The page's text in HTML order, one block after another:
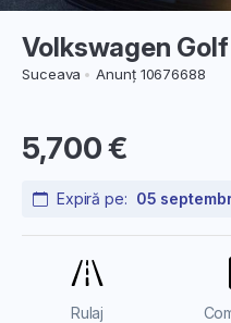
Volkswagen
Suceava Anunț 10676688
5,700 €
Expiră pe: 05
Rulaj